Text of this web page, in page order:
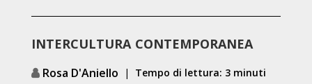
INTERCULTURA CONTEMPORANEA
Rosa D'Aniello | Tempo di lettura: 3 minuti